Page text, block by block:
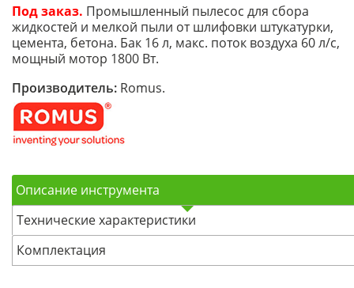
Под заказ. Промышленный пылесос для сбора
жидкостей и мелкой пыли от шлифовки штукатурки,
цемента, бетона. Бак 16 л, макс. поток воздуха 60 л/с,
мощный мотор 1800 Вт.
Производитель: Romus.
Описание инструмента
Технические характеристики
Комплектация